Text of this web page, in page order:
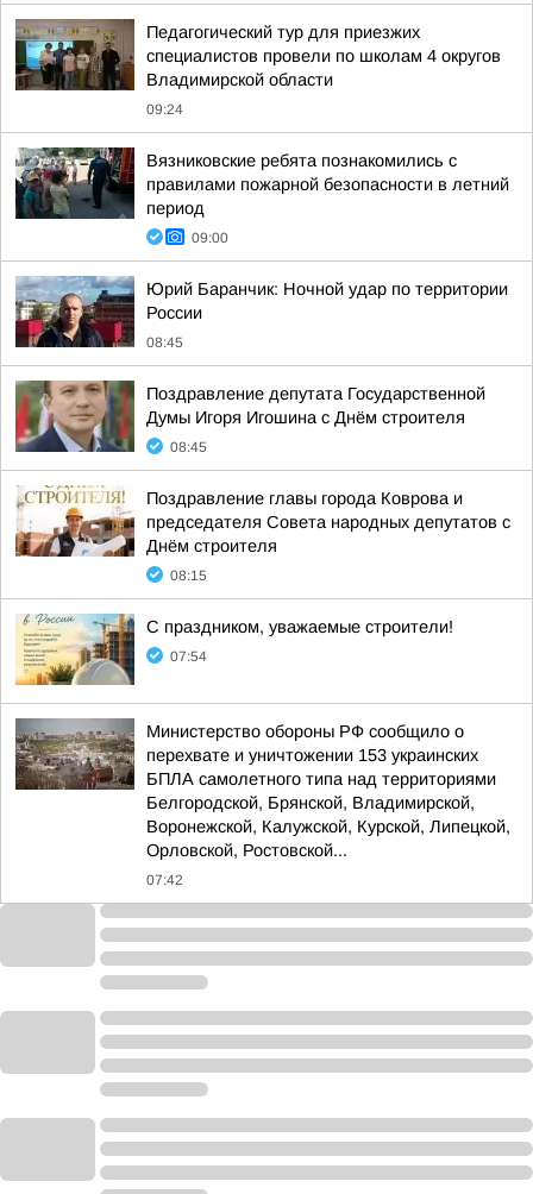
Педагогический тур для приезжих
специалистов провели по школам 4 округов
Владимирской области
09:24
Вязниковские ребята познакомились с
правилами пожарной безопасности в летний
период
09:00
Юрий Баранчик: Ночной удар по территории
России
08:45
Поздравление депутата Государственной
Думы Игоря Игошина с Днём строителя
08:45
Поздравление главы города Коврова и
председателя Совета народных депутатов с
Днём строителя
08:15
С праздником, уважаемые строители!
07:54
Министерство обороны РФ сообщило о
перехвате и уничтожении 153 украинских
БПЛА самолетного типа над территориями
Белгородской, Брянской, Владимирской,
Воронежской, Калужской, Курской, Липецкой,
Орловской, Ростовской...
07:42